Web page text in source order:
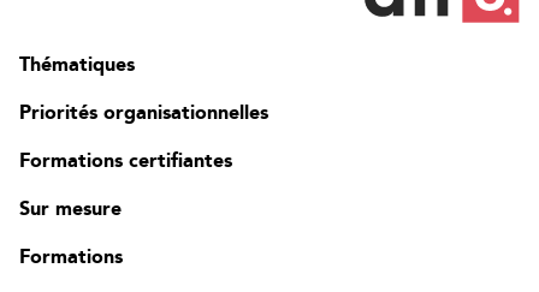
Thématiques
Priorités organisationnelles
Formations certifiantes
Sur mesure
Formations